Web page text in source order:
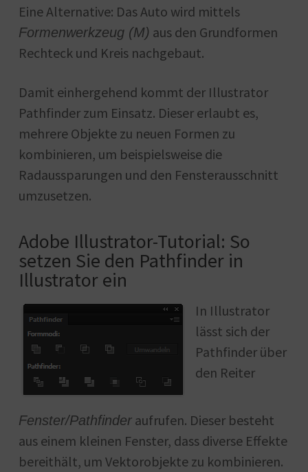
Eine Alternative: Das Auto wird mittels
Formenwerkzeug (M) aus den Grundformen
Rechteck und Kreis nachgebaut.
Damit einhergehend kommt der Illustrator
Pathfinder zum Einsatz. Dieser erlaubt es,
mehrere Objekte zu neuen Formen zu
kombinieren, um beispielsweise die
Radaussparungen und den Fensterausschnitt
umzusetzen.
Adobe Illustrator-Tutorial: So
setzen Sie den Pathfinder in
Illustrator ein
In Illustrator
lässt sich der
Pathfinder über
den Reiter
Fenster/Pathfinderaufrufen. Dieser besteht
aus einem kleinen Fenster, dass diverse Effekte
bereithält, um Vektorobjekte zu kombinieren.